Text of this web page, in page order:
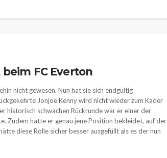
FC Everton
nicht gewesen. Nun hat sie sich endgültig
Jonjoe Kenny wird nicht wieder zum Kader
historisch schwachen Rückrunde war er einer der
Zudem hatte er genau jene Position bekleidet, auf der
diese Rolle sicher besser ausgefüllt als es der nun